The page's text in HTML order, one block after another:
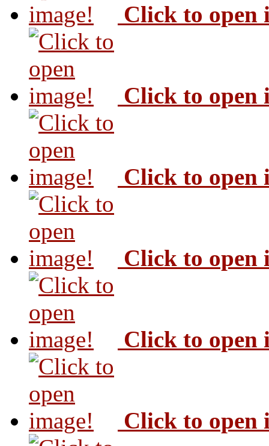
Click to open
Click to open
Click to open
Click to open
Click to open
Click to open